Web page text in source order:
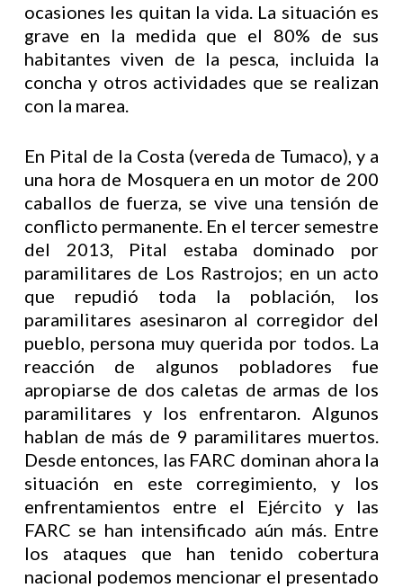
ocasiones les quitan la vida. La situación es
grave en la medida que el 80% de sus
habitantes viven de la pesca, incluida la
concha y otros actividades que se realizan
con la marea.
En Pital de la Costa (vereda de Tumaco), y a
una hora de Mosquera en un motor de 200
caballos de fuerza, se vive una tensión de
conflicto permanente. En el tercer semestre
del 2013, Pital estaba dominado por
paramilitares de Los Rastrojos; en un acto
que repudió toda la población, los
paramilitares asesinaron al corregidor del
pueblo, persona muy querida por todos. La
reacción de algunos pobladores fue
apropiarse de dos caletas de armas de los
paramilitares y los enfrentaron. Algunos
hablan de más de 9 paramilitares muertos.
Desde entonces, las FARC dominan ahora la
situación en este corregimiento, y los
enfrentamientos entre el Ejército y las
FARC se han intensificado aún más. Entre
los ataques que han tenido cobertura
nacional podemos mencionar el presentado